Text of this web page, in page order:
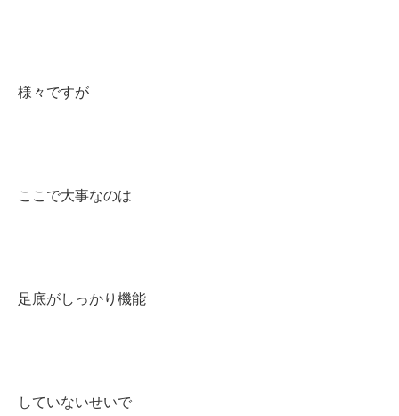
様々ですが
ここで大事なのは
足底がしっかり機能
していないせいで